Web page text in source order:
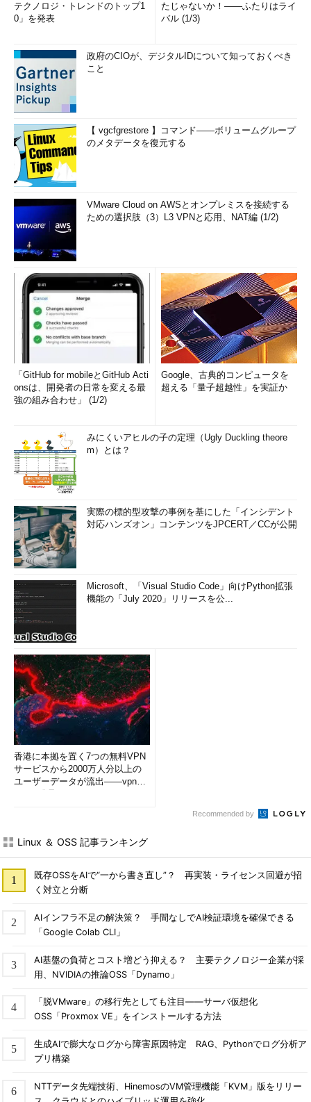
テクノロジ・トレンドのトップ1
0」を発表
たじゃないか！――ふたりはライ
バル (1/3)
政府のCIOが、デジタルIDについて知っておくべき
こと
【 vgcfgrestore 】コマンド――ボリュームグループ
のメタデータを復元する
VMware Cloud on AWSとオンプレミスを接続する
ための選択肢（3）L3 VPNと応用、NAT編 (1/2)
「GitHub for mobileとGitHub Acti
onsは、開発者の日常を変える最
強の組み合わせ」 (1/2)
Google、古典的コンピュータを
超える「量子超越性」を実証か
みにくいアヒルの子の定理（Ugly Duckling theore
m）とは？
実際の標的型攻撃の事例を基にした「インシデント
対応ハンズオン」コンテンツをJPCERT／CCが公開
Microsoft、「Visual Studio Code」向けPython拡張
機能の「July 2020」リリースを公...
香港に本拠を置く7つの無料VPN
サービスから2000万人分以上の
ユーザーデータが流出――vpnMe
Recommended by
Linux ＆ OSS 記事ランキング
既存OSSをAIで“一から書き直し”？ 再実装・ライセンス回避が招
く対立と分断
AIインフラ不足の解決策？ 手間なしでAI検証環境を確保できる
「Google Colab CLI」
AI基盤の負荷とコスト増どう抑える？ 主要テクノロジー企業が採
用、NVIDIAの推論OSS「Dynamo」
「脱VMware」の移行先としても注目――サーバ仮想化
OSS「Proxmox VE」をインストールする方法
生成AIで膨大なログから障害原因特定 RAG、Pythonでログ分析ア
プリ構築
NTTデータ先端技術、HinemosのVM管理機能「KVM」版をリリー